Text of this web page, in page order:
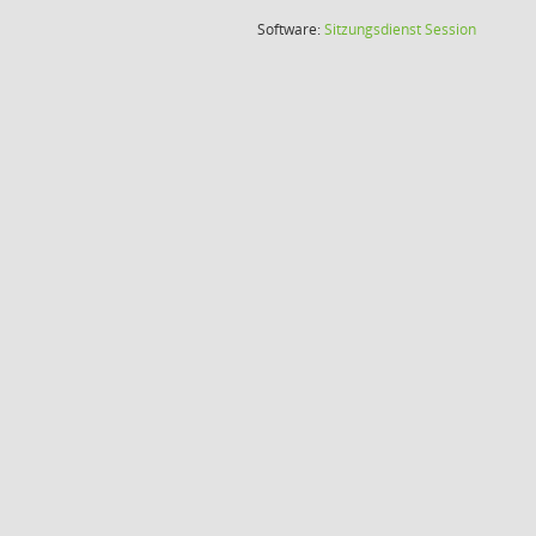
Software:SitzungsdienstSession(Wird in